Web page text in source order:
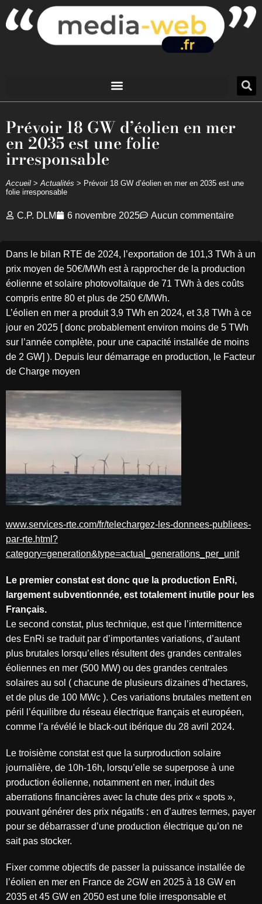
Prévoir 18 GW d’éolien en mer
en 2035 est une folie
irresponsable
Accueil > Actualités > Prévoir 18 GW d’éolien en mer en 2035 est une
folie irresponsable
C.P. DLM 6 novembre 2025 Aucun commentaire
Dans le bilan RTE de 2024, l’exportation de 101,3 TWh à un
prix moyen de 50€/MWh est à rapprocher de la production
éolienne et solaire photovoltaïque de 71 TWh à des coûts
compris entre 80 et plus de 250 €/MWh.
L’éolien en mer a produit 3,9 TWh en 2024, et 3,8 TWh à ce
jour en 2025 [ donc probablement environ moins de 5 TWh
sur l’année complète, pour une capacité installée de moins
de 2 GW] ). Depuis leur démarrage en production, le Facteur
de Charge moyen
www.services-rte.com/fr/telechargez-les-donnees-publiees-
par-rte.html?
category=generation&type=actual_generations_per_unit
Le premier constat est donc que la production EnRi,
largement subventionnée, est totalement inutile pour les
Français.
Le second constat, plus technique, est que l’intermittence
des EnRi se traduit par d’importantes variations, d’autant
plus brutales lorsqu’elles résultent des grandes centrales
éoliennes en mer (500 MW) ou des grandes centrales
solaires au sol ( chacune de plusieurs dizaines d’hectares,
et de plus de 100 MWc ). Ces variations brutales mettent en
péril l’équilibre du réseau électrique français et européen,
comme l’a révélé le black-out ibérique du 28 avril 2024.
Le troisième constat est que la surproduction solaire
journalière, de 10h-16h, lorsqu’elle se superpose à une
production éolienne, notamment en mer, induit des
aberrations financières avec la chute des prix « spots »,
pouvant générer des prix négatifs : en d’autres termes, payer
pour se débarrasser d’une production électrique qu’on ne
sait pas stocker.
Fixer comme objectifs de passer la puissance installée de
l’éolien en mer en France de 2GW en 2025 à 18 GW en
2035 et 45 GW en 2050 est une folie irresponsable et